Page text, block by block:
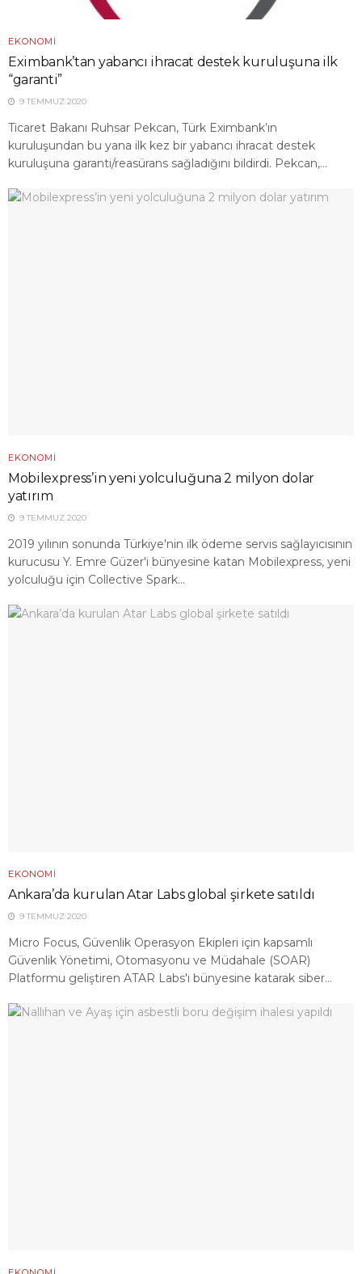
EKONOMI
Eximbank’tan yabancı ihracat destek kuruluşuna ilk
“garanti”
9 TEMMUZ 2020
Ticaret Bakanı Ruhsar Pekcan, Türk Eximbank’ın
kuruluşundan bu yana ilk kez bir yabancı ihracat destek
kuruluşuna garanti/reasürans sağladığını bildirdi. Pekcan,...
EKONOMI
Mobilexpress’in yeni yolculuğuna 2 milyon dolar
yatırım
9 TEMMUZ 2020
2019 yılının sonunda Türkiye'nin ilk ödeme servis sağlayıcısının
kurucusu Y. Emre Güzer'i bünyesine katan Mobilexpress, yeni
yolculuğu için Collective Spark...
EKONOMI
Ankara’da kurulan Atar Labs global şirkete satıldı
9 TEMMUZ 2020
Micro Focus, Güvenlik Operasyon Ekipleri için kapsamlı
Güvenlik Yönetimi, Otomasyonu ve Müdahale (SOAR)
Platformu geliştiren ATAR Labs'ı bünyesine katarak siber...